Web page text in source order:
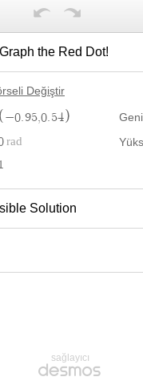
the Red Dot!
Değiştir
−0 95 ,0 54
Solution
sağlayıcı